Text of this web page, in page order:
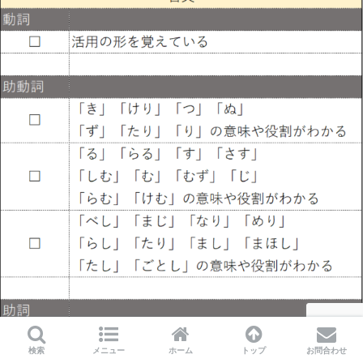
検索 メニュー ホーム トップ お問合わせ